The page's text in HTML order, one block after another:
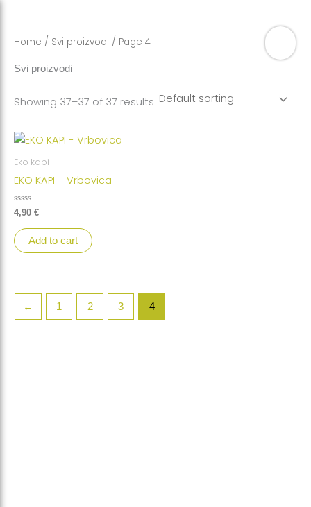
content
Home / Svi proizvodi / Page 4
Svi proizvodi
Showing 37–37 of 37 results
Eko kapi
EKO KAPI – Vrbovica
Rated
0
out
of
5
4,90 €
Add to cart
← 1 2 3 4